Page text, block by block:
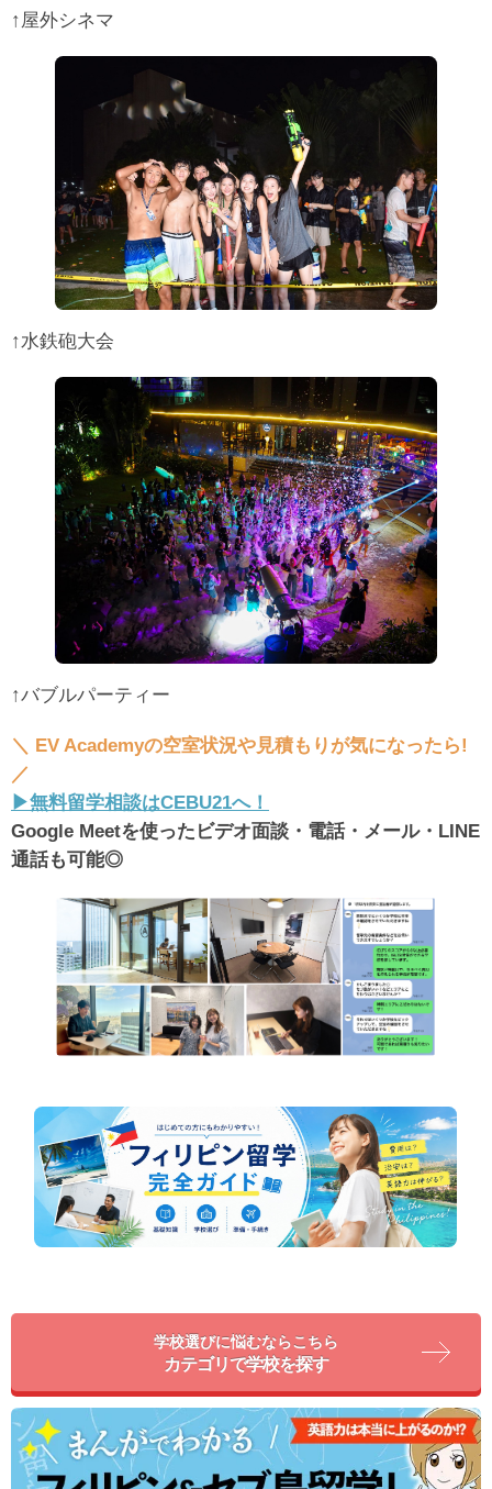
↑屋外シネマ
↑水鉄砲大会
↑バブルパーティー
＼ EV Academyの空室状況や見積もりが気になったら!
／
▶︎無料留学相談はCEBU21へ！
Google Meetを使ったビデオ面談・電話・メール・LINE
通話も可能◎
学校選びに悩むならこちら
カテゴリで学校を探す